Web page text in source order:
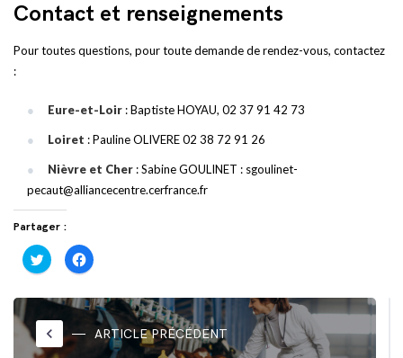
Contact et renseignements
Pour toutes questions, pour toute demande de rendez-vous, contactez
:
Eure-et-Loir : Baptiste HOYAU, 02 37 91 42 73
Loiret : Pauline OLIVERE 02 38 72 91 26
Nièvre et Cher : Sabine GOULINET : sgoulinet-
pecaut@alliancecentre.cerfrance.fr
Partager :
Cliquez
pour
partager
Twitter(ouvre
dans
une
nouvelle
fenêtre)
Cliquez
pour
partager
Facebook(ouvre
dans
une
nouvelle
fenêtre)
keyboard_arrow_left ARTICLE PRÉCÉDENT